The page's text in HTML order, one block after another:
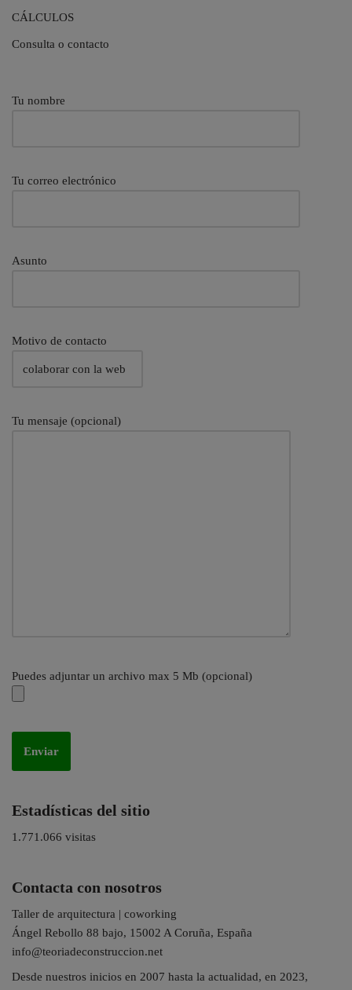
CÁLCULOS
Consulta o contacto
Tu nombre
Tu correo electrónico
Asunto
Motivo de contacto
Tu mensaje (opcional)
Puedes adjuntar un archivo max 5 Mb (opcional)
Estadísticas del sitio
1.771.066 visitas
Contacta con nosotros
Taller de arquitectura | coworking
Ángel Rebollo 88 bajo, 15002 A Coruña, España
info@teoriadeconstruccion.net
Desde nuestros inicios en 2007 hasta la actualidad, en 2023,